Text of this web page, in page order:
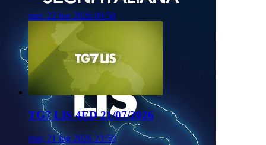
mer, 22 lug 2026 09:50
TG7 LIS 4ED 21/07/2026
mar, 21 lug 2026 23:50